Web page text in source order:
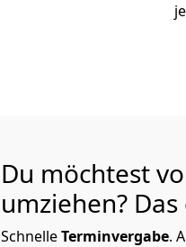
Du möchtest
umziehen?
SchnelleTerminvergabe.